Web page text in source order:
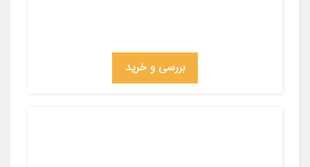
بررسی و خرید